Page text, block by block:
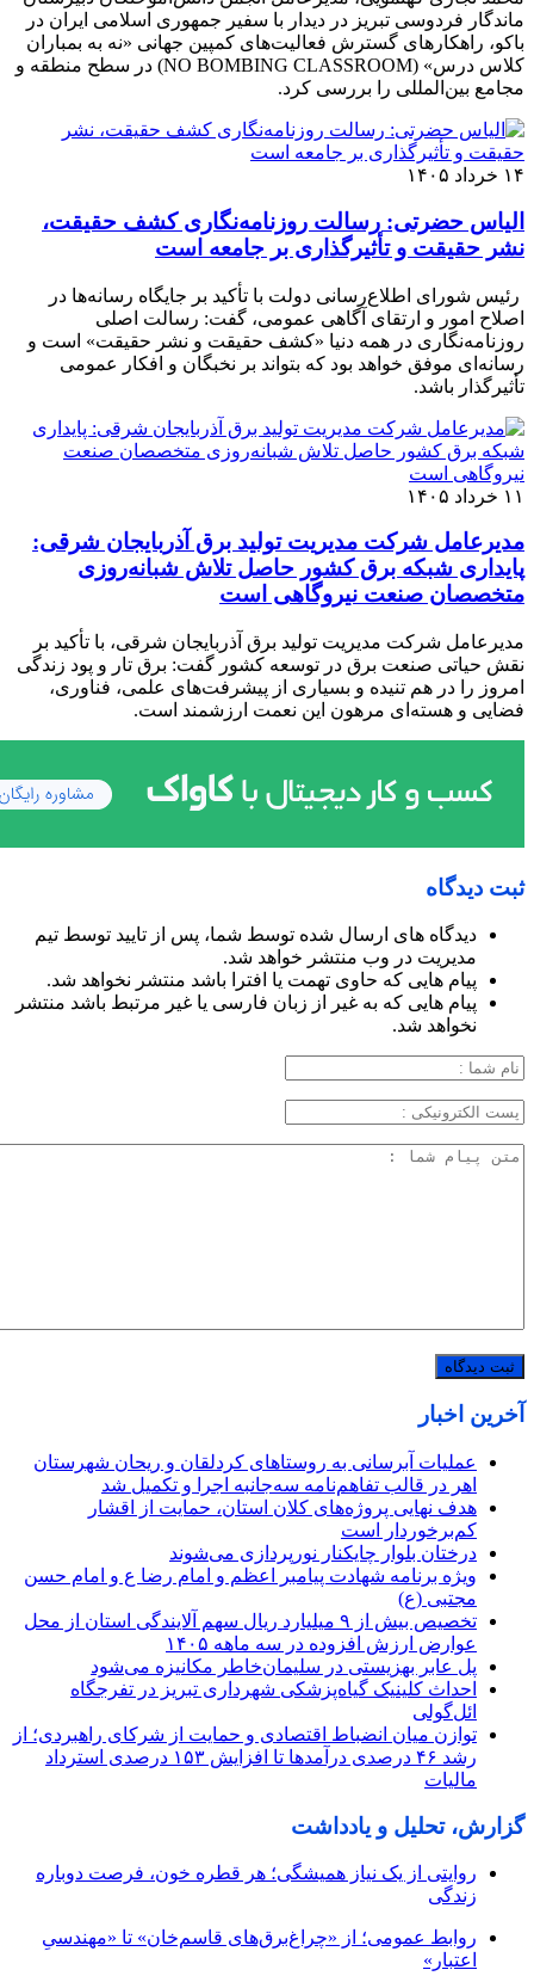
ماندگار فردوسی تبریز در دیدار با سفیر جمهوری اسلامی ایران در
باکو، راهکارهای گسترش فعالیت‌های کمپین جهانی «نه به بمباران
کلاس درس» (NO BOMBING CLASSROOM) در سطح منطقه و
مجامع بین‌المللی را بررسی کرد.
۱۴ خرداد ۱۴۰۵
الیاس حضرتی: رسالت روزنامه‌نگاری کشف حقیقت،
نشر حقیقت و تأثیرگذاری بر جامعه است
رئیس شورای اطلاع‌رسانی دولت با تأکید بر جایگاه رسانه‌ها در
اصلاح امور و ارتقای آگاهی عمومی، گفت: رسالت اصلی
روزنامه‌نگاری در همه دنیا «کشف حقیقت و نشر حقیقت» است و
رسانه‌ای موفق خواهد بود که بتواند بر نخبگان و افکار عمومی
تأثیرگذار باشد.
۱۱ خرداد ۱۴۰۵
مدیرعامل شرکت مدیریت تولید برق آذربایجان شرقی:
پایداری شبکه برق کشور حاصل تلاش شبانه‌روزی
متخصصان صنعت نیروگاهی است
مدیرعامل شرکت مدیریت تولید برق آذربایجان شرقی، با تأکید بر
نقش حیاتی صنعت برق در توسعه کشور گفت: برق تار و پود زندگی
امروز را در هم تنیده و بسیاری از پیشرفت‌های علمی، فناوری،
فضایی و هسته‌ای مرهون این نعمت ارزشمند است.
ثبت دیدگاه
دیدگاه های ارسال شده توسط شما، پس از تایید توسط تیم
مدیریت در وب منتشر خواهد شد.
پیام هایی که حاوی تهمت یا افترا باشد منتشر نخواهد شد.
پیام هایی که به غیر از زبان فارسی یا غیر مرتبط باشد منتشر
نخواهد شد.
آخرین اخبار
عملیات آبرسانی به روستاهای کردلقان و ریحان شهرستان
اهر در قالب تفاهم‌نامه سه‌جانبه اجرا و تکمیل شد
هدف نهایی پروژه‌های کلان استان، حمایت از اقشار
کم‌برخوردار است
درختان بلوار چایکنار نورپردازی می‌شوند
ویژه برنامه شهادت پیامبر اعظم و امام رضا ع و امام حسن
مجتبی (ع)
تخصیص بیش از ۹ میلیارد ریال سهم آلایندگی استان از محل
عوارض ارزش افزوده در سه ماهه ۱۴۰۵
پل عابر بهزیستی در سلیمان‌خاطر مکانیزه می‌شود
احداث کلینیک گیاه‌پزشکی شهرداری تبریز در تفرجگاه
ائل‌گولی
توازن میان انضباط اقتصادی و حمایت از شرکای راهبردی؛ از
رشد ۴۶ درصدی درآمدها تا افزایش ۱۵۳ درصدی استرداد
مالیات
گزارش، تحلیل و یادداشت
روایتی از یک نیاز همیشگی؛ هر قطره خون، فرصت دوباره
زندگی
روابط عمومی؛ از «چراغ‌برق‌های قاسم‌خان» تا «مهندسیِ
اعتبار»